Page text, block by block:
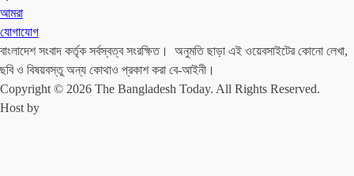
আমরা
যোগাযোগ
বাংলাদেশ সংবাদ কর্তৃক সর্বস্বত্ব সংরক্ষিত। অনুমতি ছাড়া এই ওয়েবসাইটের কোনো লেখা,
ছবি ও বিষয়বস্তু অন্য কোথাও প্রকাশ করা বে-আইনী।
Copyright © 2026 The Bangladesh Today. All Rights Reserved.
Host by